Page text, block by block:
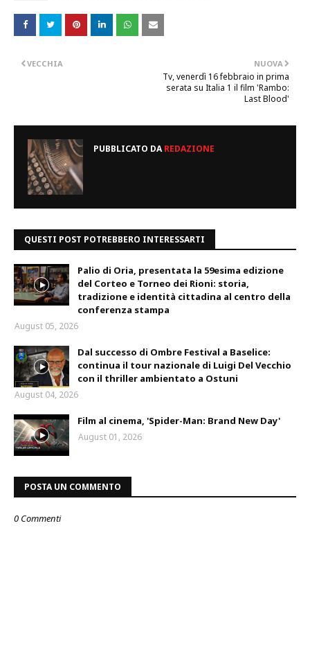
NUOVA
Tv, venerdì 16 febbraio in prima
serata su Italia 1 il film 'Rambo:
Last Blood'
VECCHIA
PUBBLICATO DAREDAZIONE
QUESTI POST POTREBBERO INTERESSARTI
Palio di Oria, presentata la 59esima edizione
del Corteo e Torneo dei Rioni: storia,
tradizione e identità cittadina al centro della
conferenza stampa
August 05, 2026
Dal successo di Ombre Festival a Baselice:
continua il tour nazionale di Luigi Del Vecchio
con il thriller ambientato a Ostuni
August 04, 2026
Film al cinema, 'Spider-Man: Brand New Day'
August 01, 2026
POSTA UN COMMENTO
0 Commenti